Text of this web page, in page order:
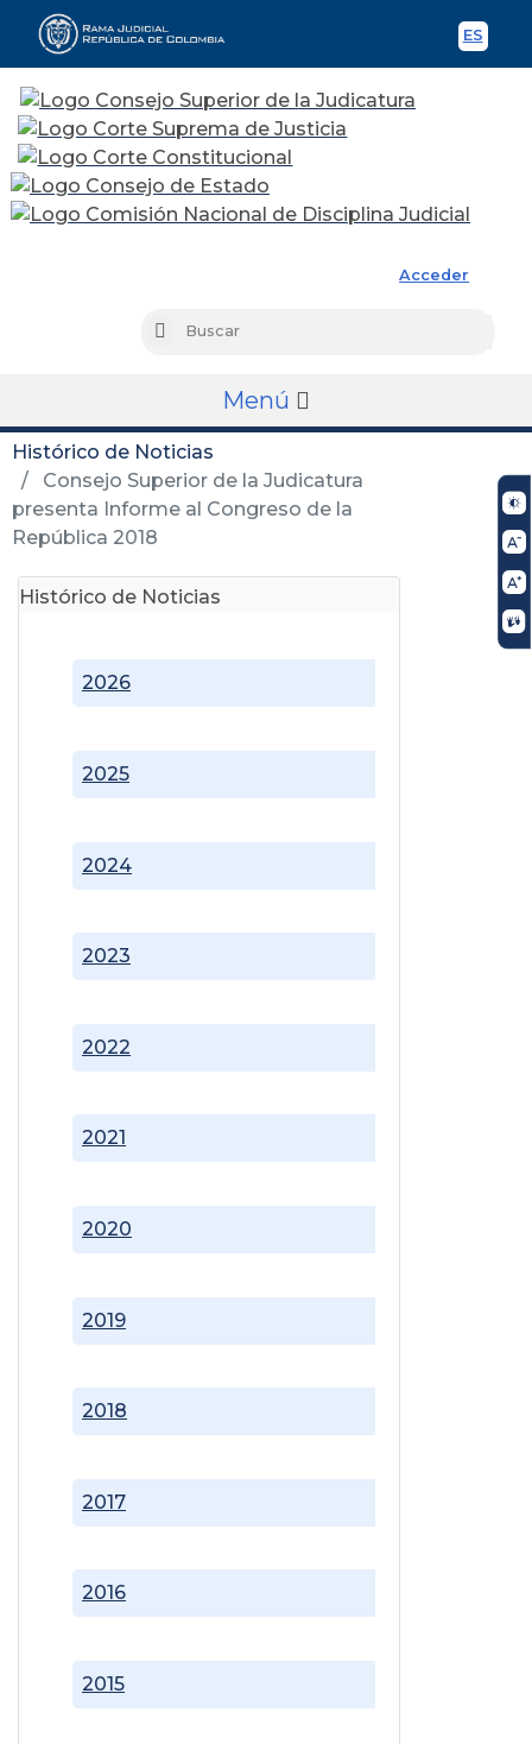
ES
Acceder
Buscar
Menú
Histórico de Noticias
Consejo Superior de la Judicatura
presenta Informe al Congreso de la
República 2018
Histórico de Noticias
2015
2016
2017
2018
2019
2020
2021
2022
2023
2024
2025
2026